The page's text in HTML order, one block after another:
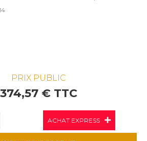
PRIX PUBLIC
374,57 € TTC
ACHAT EXPRESS